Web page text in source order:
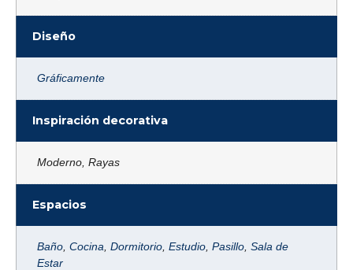
Diseño
Gráficamente
Inspiración decorativa
Moderno, Rayas
Espacios
Baño Cocina Dormitorio Estudio Pasillo Sala de
Estar